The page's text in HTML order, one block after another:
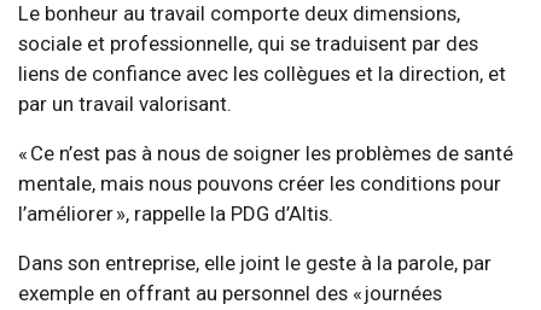
Le bonheur au travail comporte deux dimensions,
sociale et professionnelle, qui se traduisent par des
liens de confiance avec les collègues et la direction, et
par un travail valorisant.
« Ce n’est pas à nous de soigner les problèmes de santé
mentale, mais nous pouvons créer les conditions pour
l’améliorer », rappelle la PDG d’Altis.
Dans son entreprise, elle joint le geste à la parole, par
exemple en offrant au personnel des « journées